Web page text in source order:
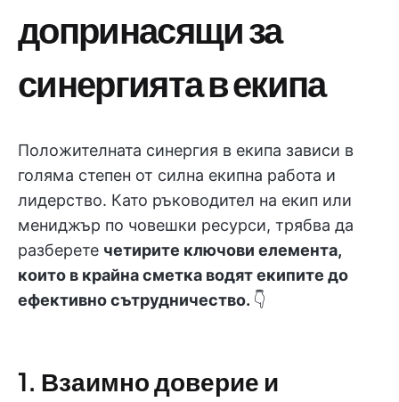
допринасящи за
синергията в екипа
Положителната синергия в екипа зависи в
голяма степен от силна екипна работа и
лидерство. Като ръководител на екип или
мениджър по човешки ресурси, трябва да
разберете четирите ключови елемента,
които в крайна сметка водят екипите до
ефективно сътрудничество. 👇
1. Взаимно доверие и